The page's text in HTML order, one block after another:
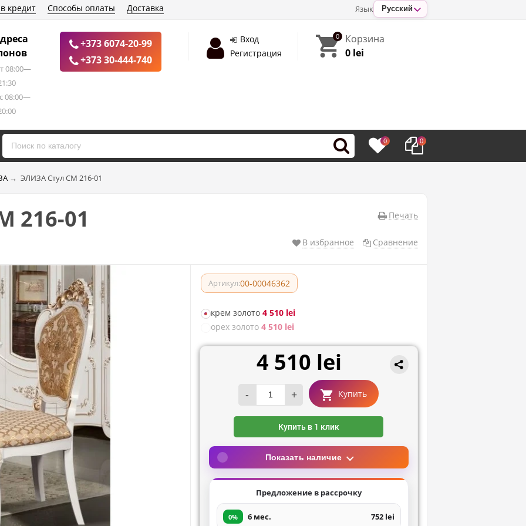
Язык Русский
кредит Способы оплаты Доставка
08:00—
08:00—
+373 6074-20-99
+373 30-444-740
Вход
Регистрация
0
Корзина
0 lei
0 0
→ ЭЛИЗА Стул СМ 216-01
Печать
216-01
В избранное Сравнение
Артикул:00-00046362
крем золото 4 510 lei
орех золото 4 510 lei
4 510 lei
- + Купить
Купить в 1 клик
Показать наличие
Предложение в рассрочку
0% 6 мес. 752 lei